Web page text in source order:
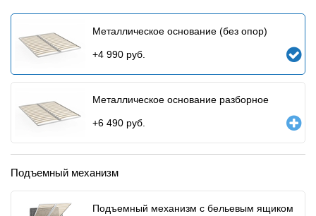
Металлическое основание (без опор)
+4 990 руб.
Металлическое основание разборное
+6 490 руб.
Подъемный механизм
Подъемный механизм с бельевым ящиком